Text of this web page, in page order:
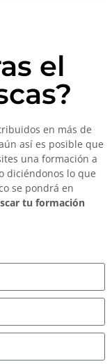
el
en más de
así es posible que
una formación a
diciéndonos lo que
se pondrá en
tu formación